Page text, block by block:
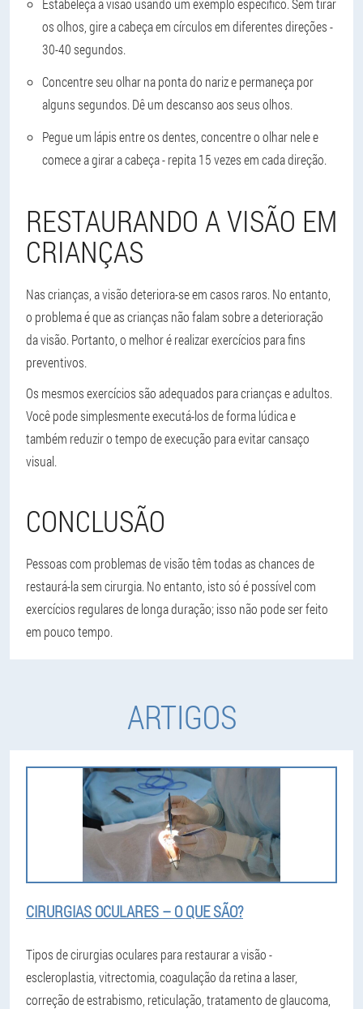
Estabeleça a visão usando um exemplo específico. Sem tirar
os olhos, gire a cabeça em círculos em diferentes direções -
30-40 segundos.
Concentre seu olhar na ponta do nariz e permaneça por
alguns segundos. Dê um descanso aos seus olhos.
Pegue um lápis entre os dentes, concentre o olhar nele e
comece a girar a cabeça - repita 15 vezes em cada direção.
RESTAURANDO A VISÃO EM
CRIANÇAS
Nas crianças, a visão deteriora-se em casos raros. No entanto,
o problema é que as crianças não falam sobre a deterioração
da visão. Portanto, o melhor é realizar exercícios para fins
preventivos.
Os mesmos exercícios são adequados para crianças e adultos.
Você pode simplesmente executá-los de forma lúdica e
também reduzir o tempo de execução para evitar cansaço
visual.
CONCLUSÃO
Pessoas com problemas de visão têm todas as chances de
restaurá-la sem cirurgia. No entanto, isto só é possível com
exercícios regulares de longa duração; isso não pode ser feito
em pouco tempo.
ARTIGOS
CIRURGIAS OCULARES – O QUE SÃO?
Tipos de cirurgias oculares para restaurar a visão -
escleroplastia, vitrectomia, coagulação da retina a laser,
correção de estrabismo, reticulação, tratamento de glaucoma,